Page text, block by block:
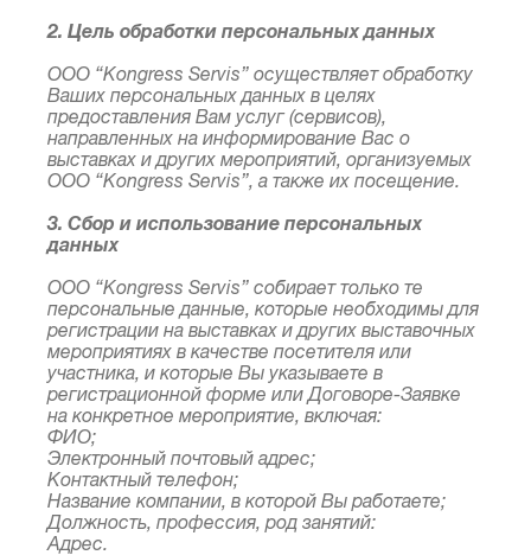
2. Цель обработки персональных данных
ООО “Kongress Servis” осуществляет обработку
Ваших персональных данных в целях
предоставления Вам услуг (сервисов),
направленных на информирование Вас о
выставках и других мероприятий, организуемых
ООО “Kongress Servis”, а также их посещение.
3. Сбор и использование персональных
данных
ООО “Kongress Servis” собирает только те
персональные данные, которые необходимы для
регистрации на выставках и других выставочных
мероприятиях в качестве посетителя или
участника, и которые Вы указываете в
регистрационной форме или Договоре-Заявке
на конкретное мероприятие, включая:
ФИО;
Электронный почтовый адрес;
Контактный телефон;
Название компании, в которой Вы работаете;
Должность, профессия, род занятий:
Адрес.